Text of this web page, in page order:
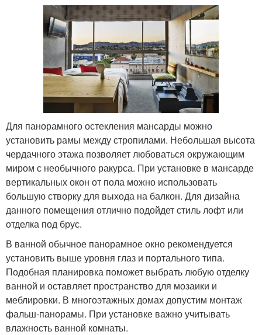
Для панорамного остекления мансарды можно
установить рамы между стропилами. Небольшая высота
чердачного этажа позволяет любоваться окружающим
миром с необычного ракурса. При установке в мансарде
вертикальных окон от пола можно использовать
большую створку для выхода на балкон. Для дизайна
данного помещения отлично подойдет стиль лофт или
отделка под брус.
В ванной обычное панорамное окно рекомендуется
установить выше уровня глаз и портального типа.
Подобная планировка поможет выбрать любую отделку
ванной и оставляет пространство для мозаики и
меблировки. В многоэтажных домах допустим монтаж
фальш-панорамы. При установке важно учитывать
влажность ванной комнаты.